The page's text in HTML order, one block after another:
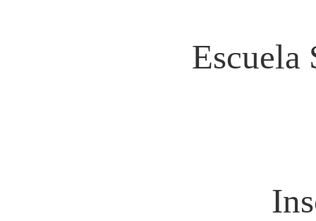
Escuela